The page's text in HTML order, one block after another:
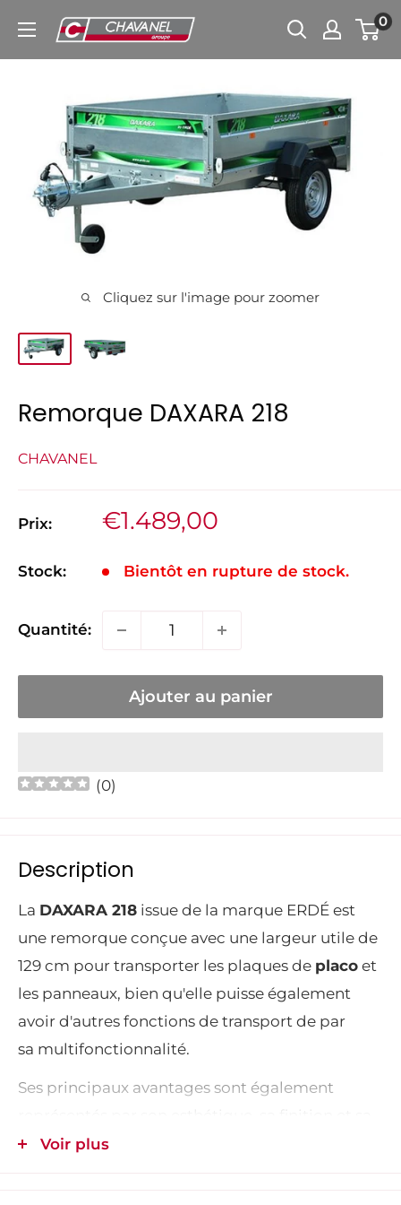
Chavanel.fr 0
Cliquez sur l'image pour zoomer
Remorque DAXARA 218
CHAVANEL
Prix:
Prix
€1.489,00
Stock: Bientôt en rupture de stock.
Quantité:
Ajouter au panier
(0)
Description
La DAXARA 218 issue de la marque ERDÉ est
une remorque conçue avec une largeur utile de
129 cm pour transporter les plaques de placo et
les panneaux, bien qu'elle puisse également
avoir d'autres fonctions de transport de par
sa multifonctionnalité.
Ses principaux avantages sont également
solidité qui vous permettront de vous en servir
Voir plus